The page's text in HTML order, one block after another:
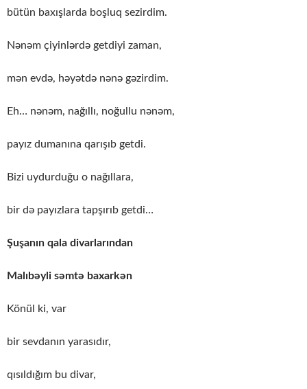
bütün baxışlarda boşluq sezirdim.
Nənəm çiyinlərdə getdiyi zaman,
mən evdə, həyətdə nənə gəzirdim.
Eh… nənəm, nağıllı, noğullu nənəm,
payız dumanına qarışıb getdi.
Bizi uydurduğu o nağıllara,
bir də payızlara tapşırıb getdi…
Şuşanın qala divarlarından
Malıbəyli səmtə baxarkən
Könül ki, var
bir sevdanın yarasıdır,
qısıldığım bu divar,